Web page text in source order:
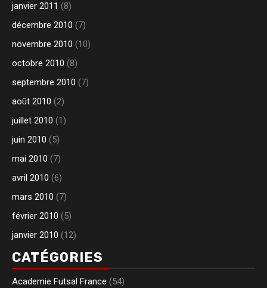
janvier 2011 (8)
décembre 2010 (7)
novembre 2010 (10)
octobre 2010 (8)
septembre 2010 (7)
août 2010 (2)
juillet 2010 (1)
juin 2010 (5)
mai 2010 (7)
avril 2010 (6)
mars 2010 (7)
février 2010 (5)
janvier 2010 (12)
CATÉGORIES
Academie Futsal France (54)